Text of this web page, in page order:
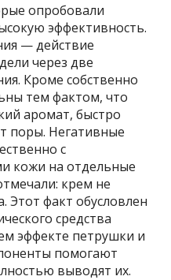
опробовали
эффективность.
— действие
через две
Кроме собственно
тем фактом, что
аромат, быстро
поры. Негативные
с
кожи на отдельные
крем не
Этот факт обусловлен
средства
эффекте петрушки и
помогают
выводят их.